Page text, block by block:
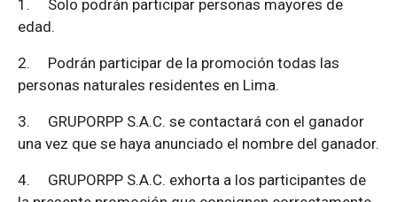
1. Solo podrán participar personas mayores de
edad.
2. Podrán participar de la promoción todas las
personas naturales residentes en Lima.
3. GRUPORPP S.A.C. se contactará con el ganador
una vez que se haya anunciado el nombre del ganador.
4. GRUPORPP S.A.C. exhorta a los participantes de